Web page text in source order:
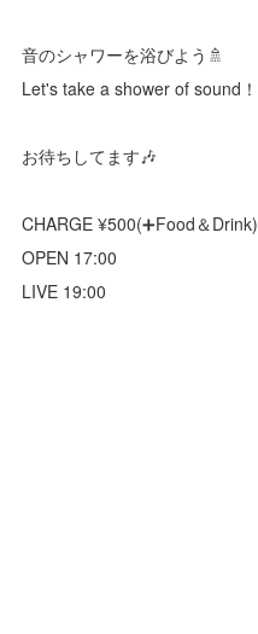
音のシャワーを浴びよう🚿
Let's take a shower of sound！
お待ちしてます🎶
CHARGE ¥500(➕Food＆Drink)
OPEN 17:00
LIVE 19:00